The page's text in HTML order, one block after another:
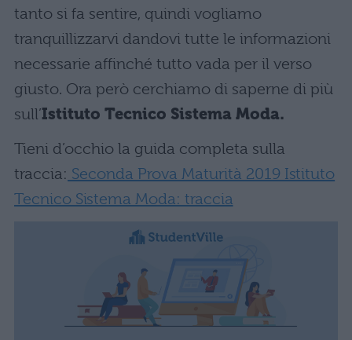
tanto si fa sentire, quindi vogliamo
tranquillizzarvi dandovi tutte le informazioni
necessarie affinché tutto vada per il verso
giusto. Ora però cerchiamo di saperne di più
sull’Istituto Tecnico Sistema Moda.
Tieni d’occhio la guida completa sulla
traccia: Seconda Prova Maturità 2019 Istituto
Tecnico Sistema Moda: traccia